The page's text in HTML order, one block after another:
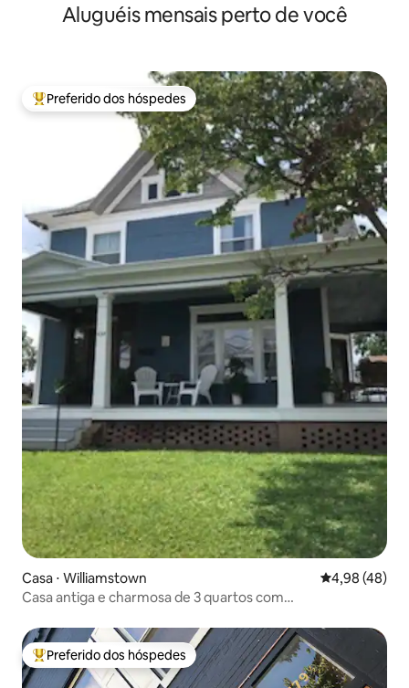
Aluguéis mensais perto de você
Entre os melhores preferidos dos hóspedes
Preferido dos hóspedes
Casa ⋅ Williamstown 4,98 de uma
4,98 (48)
Casa antiga e charmosa de 3 quartos com
Entre os melhores preferidos dos hóspedes
Preferido dos hóspedes